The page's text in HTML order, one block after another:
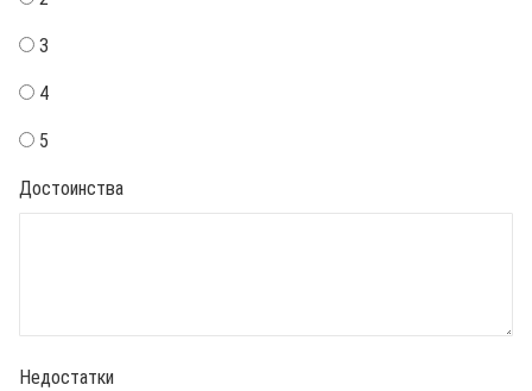
3
4
5
Достоинства
Недостатки